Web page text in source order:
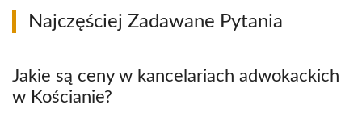
Najczęściej Zadawane Pytania
Jakie są ceny w kancelariach adwokackich
w Kościanie?